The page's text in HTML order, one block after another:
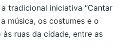
tradicional iniciativa “Cantar
música, os costumes e o
ruas da cidade, entre as